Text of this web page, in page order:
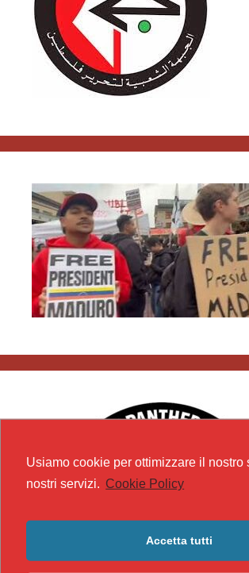
Usiamo cookie per ottimizzare il nostro
nostri servizi. Cookie Policy
Accetta tutti